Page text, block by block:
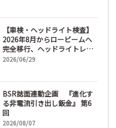
【車検・ヘッドライト検査】
2026年8月からロービームへ
完全移行、ヘッドライトレン
ズ磨き・コーティングも重要
2026/06/29
BSR誌面連動企画 『進化す
る非電流引き出し鈑金』 第6
回
2026/08/07